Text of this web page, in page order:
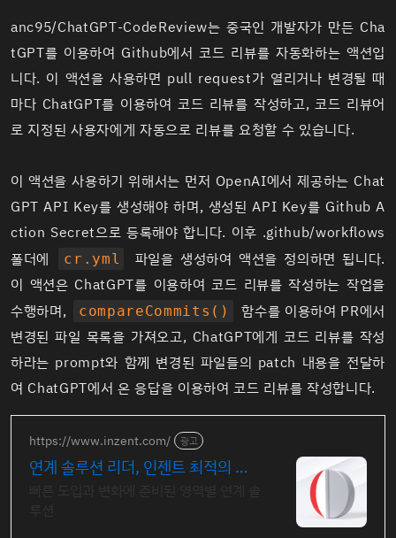
anc95/ChatGPT-CodeReview는 중국인 개발자가 만든 Cha
tGPT를 이용하여 Github에서 코드 리뷰를 자동화하는 액션입
니다. 이 액션을 사용하면 pull request가 열리거나 변경될 때
마다 ChatGPT를 이용하여 코드 리뷰를 작성하고, 코드 리뷰어
로 지정된 사용자에게 자동으로 리뷰를 요청할 수 있습니다.
이 액션을 사용하기 위해서는 먼저 OpenAI에서 제공하는 Chat
GPT API Key를 생성해야 하며, 생성된 API Key를 Github A
ction Secret으로 등록해야 합니다. 이후 .github/workflows
폴더에
cr.yml
파일을 생성하여 액션을 정의하면 됩니다.
이 액션은 ChatGPT를 이용하여 코드 리뷰를 작성하는 작업을
수행하며,
compareCommits()
함수를 이용하여 PR에서
변경된 파일 목록을 가져오고, ChatGPT에게 코드 리뷰를 작성
하라는 prompt와 함께 변경된 파일들의 patch 내용을 전달하
여 ChatGPT에서 온 응답을 이용하여 코드 리뷰를 작성합니다.
https://www.inzent.com/ 광고
연계 솔루션 리더, 인젠트 최적의 연